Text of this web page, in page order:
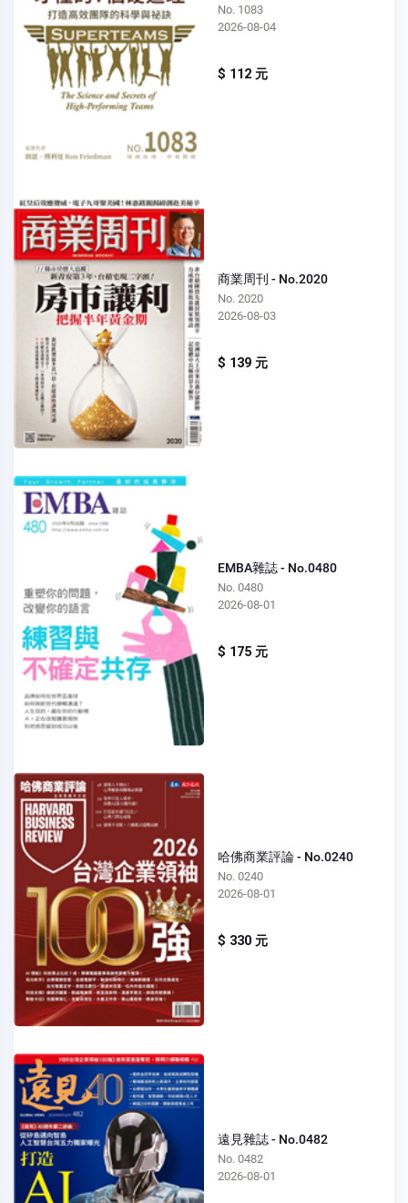
No. 1083
2026-08-04
$ 112 元
商業周刊 - No.2020
No. 2020
2026-08-03
$ 139 元
EMBA雜誌 - No.0480
No. 0480
2026-08-01
$ 175 元
哈佛商業評論 - No.0240
No. 0240
2026-08-01
$ 330 元
遠見雜誌 - No.0482
No. 0482
2026-08-01